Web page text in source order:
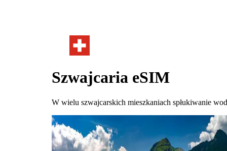
Szwajcaria eSIM
W wielu szwajcarskich mieszkaniach spłukiwanie